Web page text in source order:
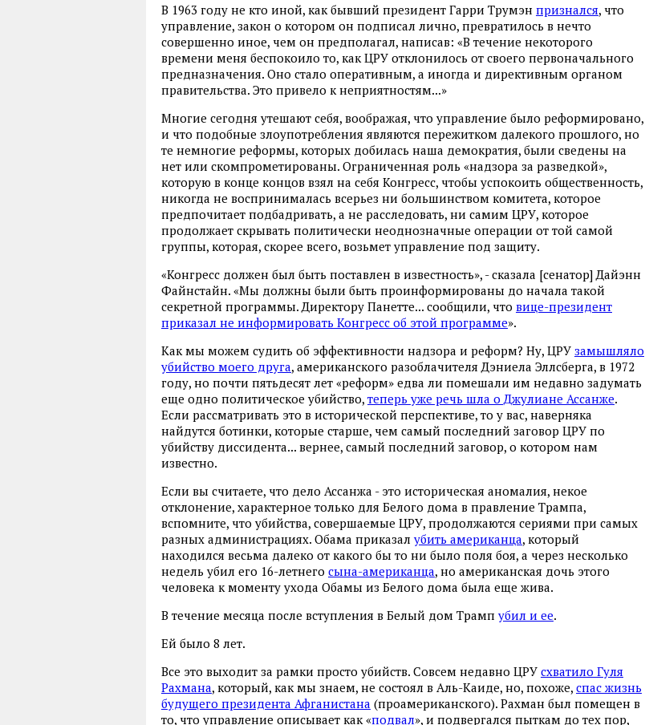
В 1963 году не кто иной, как бывший президент Гарри Трумэн признался, что
управление, закон о котором он подписал лично, превратилось в нечто
совершенно иное, чем он предполагал, написав: «В течение некоторого
времени меня беспокоило то, как ЦРУ отклонилось от своего первоначального
предназначения. Оно стало оперативным, а иногда и директивным органом
правительства. Это привело к неприятностям...»
Многие сегодня утешают себя, воображая, что управление было реформировано,
и что подобные злоупотребления являются пережитком далекого прошлого, но
те немногие реформы, которых добилась наша демократия, были сведены на
нет или скомпрометированы. Ограниченная роль «надзора за разведкой»,
которую в конце концов взял на себя Конгресс, чтобы успокоить общественность,
никогда не воспринималась всерьез ни большинством комитета, которое
предпочитает подбадривать, а не расследовать, ни самим ЦРУ, которое
продолжает скрывать политически неоднозначные операции от той самой
группы, которая, скорее всего, возьмет управление под защиту.
«Конгресс должен был быть поставлен в известность», - сказала [сенатор] Дайэнн
Файнстайн. «Мы должны были быть проинформированы до начала такой
секретной программы. Директору Панетте... сообщили, что вице-президент
приказал не информировать Конгресс об этой программе».
Как мы можем судить об эффективности надзора и реформ? Ну, ЦРУ замышляло
убийство моего друга, американского разоблачителя Дэниела Эллсберга, в 1972
году, но почти пятьдесят лет «реформ» едва ли помешали им недавно задумать
еще одно политическое убийство, теперь уже речь шла о Джулиане Ассанже.
Если рассматривать это в исторической перспективе, то у вас, наверняка
найдутся ботинки, которые старше, чем самый последний заговор ЦРУ по
убийству диссидента... вернее, самый последний заговор, о котором нам
известно.
Если вы считаете, что дело Ассанжа - это историческая аномалия, некое
отклонение, характерное только для Белого дома в правление Трампа,
вспомните, что убийства, совершаемые ЦРУ, продолжаются сериями при самых
разных администрациях. Обама приказал убить американца, который
находился весьма далеко от какого бы то ни было поля боя, а через несколько
недель убил его 16-летнего сына-американца, но американская дочь этого
человека к моменту ухода Обамы из Белого дома была еще жива.
В течение месяца после вступления в Белый дом Трамп убил и ее.
Ей было 8 лет.
Все это выходит за рамки просто убийств. Совсем недавно ЦРУ схватило Гуля
Рахмана, который, как мы знаем, не состоял в Аль-Каиде, но, похоже, спас жизнь
будущего президента Афганистана (проамериканского). Рахман был помещен в
то, что управление описывает как «подвал», и подвергался пыткам до тех пор,